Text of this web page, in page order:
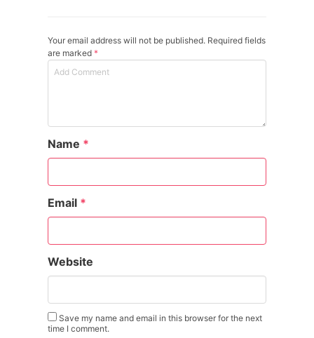
Your email address will not be published. Required fields
are marked *
Name *
Email *
Website
Save my name and email in this browser for the next
time I comment.